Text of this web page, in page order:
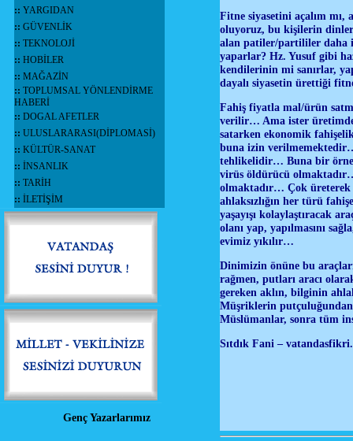
:: YARGIDAN
:: GÜVENLİK
:: TEKNOLOJİ
:: HOBİLER
:: MAĞAZİN
:: TOPLUMSAL YÖNLENDİRME
HABERİ
:: DOGAL AFETLER
:: ULUSLARARASI(DİPLOMASİ)
:: KÜLTÜR-SANAT
:: İNSANLIK
:: TARİH
:: İLETİŞİM
Genç Yazarlarımız
Fitne siyasetini açalım
oluyoruz, bu kişilerin
alan patiler/partililer daha
yaparlar? Hz. Yusuf gibi
kendilerinin mi sanırlar,
dayalı siyasetin ürettiği
Fahiş fiyatla mal/ürün
verilir… Ama ister
satarken ekonomik
buna izin
tehlikelidir… Buna bir
virüs öldürücü
olmaktadır… Çok üreterek
ahlaksızlığın her türü
yaşayışı kolaylaştıracak
olanı yap, yapılmasını
evimiz yıkılır…
Dinimizin önüne bu
rağmen, putları aracı
gereken aklın, bilginin
Müşriklerin
Müslümanlar, sonra tüm
Sıtdık Fani –